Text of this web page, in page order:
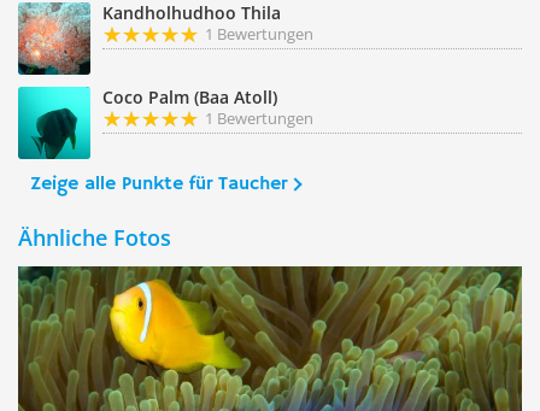
Kandholhudhoo Thila
1 Bewertungen
Coco Palm (Baa Atoll)
1 Bewertungen
Zeige alle Punkte für Taucher
Ähnliche Fotos